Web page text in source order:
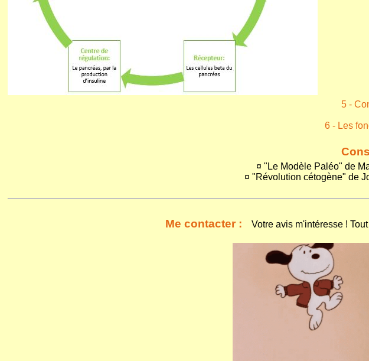
5 -
6 - Les
¤ "Le Modèle Paléo" de
¤ "Révolution cétogène" de
Me contacter : Votre avis m'intéresse !